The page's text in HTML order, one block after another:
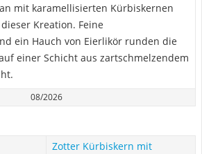
mit karamellisierten Kürbiskernen
Kreation. Feine
ein Hauch von Eierlikör runden die
einer Schicht aus zartschmelzendem
08/2026
Zotter Kürbiskern mit